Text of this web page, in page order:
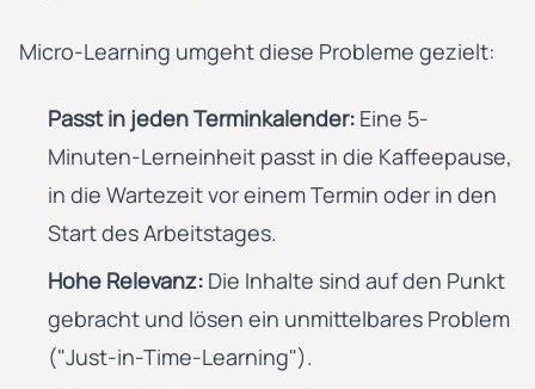
Micro-Learning umgeht diese Probleme gezielt:
Passt in jeden Terminkalender: Eine 5-
Minuten-Lerneinheit passt in die Kaffeepause,
in die Wartezeit vor einem Termin oder in den
Start des Arbeitstages.
Hohe Relevanz: Die Inhalte sind auf den Punkt
gebracht und lösen ein unmittelbares Problem
("Just-in-Time-Learning").